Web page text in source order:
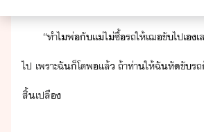
“​ทำไ​พ่​ั​แ่​ไ่​ซื้​รถ​ให้​เฌ​ขั​ไป​เ
ไป​ ​เพราะ​ฉั​็​โต​พแล้​ ​ถ้า​ท่า​ให้​ฉั​หั​ขัร
สิ้เปลื